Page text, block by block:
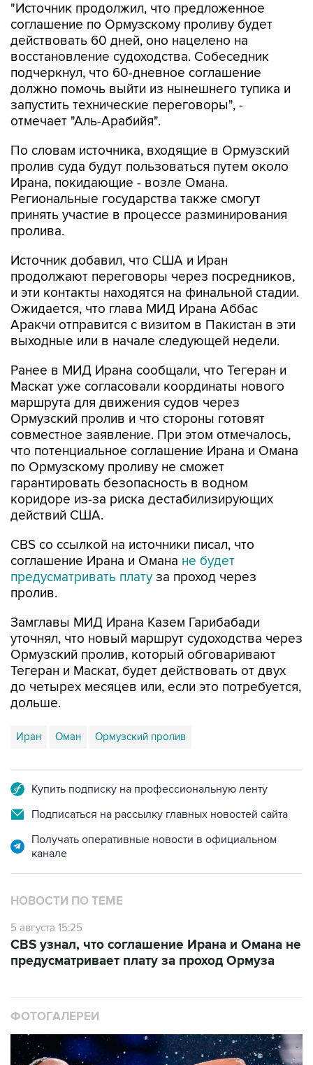
"Источник продолжил, что предложенное
соглашение по Ормузскому проливу будет
действовать 60 дней, оно нацелено на
восстановление судоходства. Собеседник
подчеркнул, что 60-дневное соглашение
должно помочь выйти из нынешнего тупика и
запустить технические переговоры", -
отмечает "Аль-Арабийя".
По словам источника, входящие в Ормузский
пролив суда будут пользоваться путем около
Ирана, покидающие - возле Омана.
Региональные государства также смогут
принять участие в процессе разминирования
пролива.
Источник добавил, что США и Иран
продолжают переговоры через посредников,
и эти контакты находятся на финальной стадии.
Ожидается, что глава МИД Ирана Аббас
Аракчи отправится с визитом в Пакистан в эти
выходные или в начале следующей недели.
Ранее в МИД Ирана сообщали, что Тегеран и
Маскат уже согласовали координаты нового
маршрута для движения судов через
Ормузский пролив и что стороны готовят
совместное заявление. При этом отмечалось,
что потенциальное соглашение Ирана и Омана
по Ормузскому проливу не сможет
гарантировать безопасность в водном
коридоре из-за риска дестабилизирующих
действий США.
CBS со ссылкой на источники писал, что
соглашение Ирана и Омана не будет
предусматривать плату за проход через
пролив.
Замглавы МИД Ирана Казем Гарибабади
уточнял, что новый маршрут судоходства через
Ормузский пролив, который обговаривают
Тегеран и Маскат, будет действовать от двух
до четырех месяцев или, если это потребуется,
дольше.
Иран Оман Ормузский пролив
Купить подписку на профессиональную ленту
Подписаться на рассылку главных новостей сайта
Получать оперативные новости в официальном
канале
НОВОСТИ ПО ТЕМЕ
5 августа 15:25
CBS узнал, что соглашение Ирана и Омана не
предусматривает плату за проход Ормуза
ФОТОГАЛЕРЕИ